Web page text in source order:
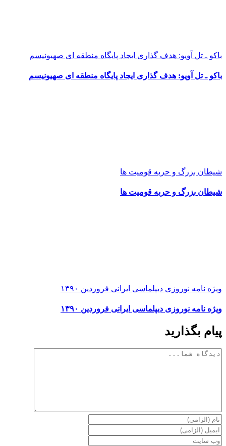
باکو ـ تل آویو: هدف گذاری ایجاد پایگاه منطقه ای صهیونیسم
باکو ـ تل آویو: هدف گذاری ایجاد پایگاه منطقه ای صهیونیسم
شیطان بزرگ و حربه قومیت ها
شیطان بزرگ و حربه قومیت ها
ویژه نامه نوروزی دیپلماسی ایرانی فروردین ۱۳۹۰
ویژه نامه نوروزی دیپلماسی ایرانی فروردین ۱۳۹۰
پیام بگذارید
دیدگاه